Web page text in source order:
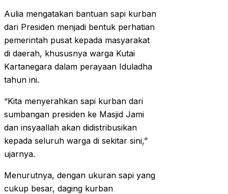
Aulia mengatakan bantuan sapi kurban
dari Presiden menjadi bentuk perhatian
pemerintah pusat kepada masyarakat
di daerah, khususnya warga Kutai
Kartanegara dalam perayaan Iduladha
tahun ini.
“Kita menyerahkan sapi kurban dari
sumbangan presiden ke Masjid Jami
dan insyaallah akan didistribusikan
kepada seluruh warga di sekitar sini,”
ujarnya.
Menurutnya, dengan ukuran sapi yang
cukup besar, daging kurban